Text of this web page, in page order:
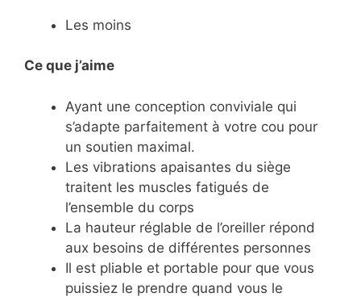
Les moins
Ce que j’aime
Ayant une conception conviviale qui
s’adapte parfaitement à votre cou pour
un soutien maximal.
Les vibrations apaisantes du siège
traitent les muscles fatigués de
l’ensemble du corps
La hauteur réglable de l’oreiller répond
aux besoins de différentes personnes
Il est pliable et portable pour que vous
puissiez le prendre quand vous le